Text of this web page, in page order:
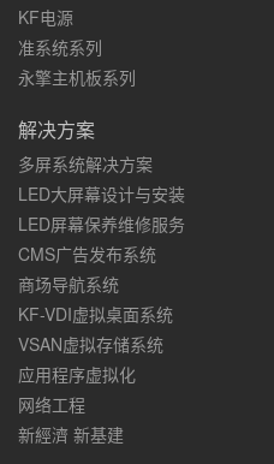
KF电源
准系统系列
永擎主机板系列
解决方案
多屏系统解决方案
LED大屏幕设计与安装
LED屏幕保养维修服务
CMS广告发布系统
商场导航系统
KF-VDI虚拟桌面系统
VSAN虚拟存储系统
应用程序虚拟化
网络工程
新經濟 新基建